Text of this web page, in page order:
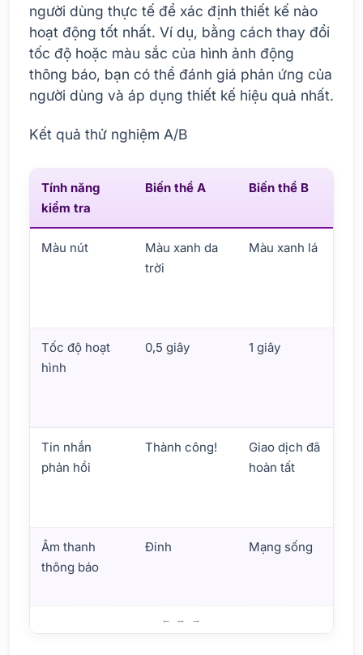
người dùng thực tế để xác định thiết kế nào
hoạt động tốt nhất. Ví dụ, bằng cách thay đổi
tốc độ hoặc màu sắc của hình ảnh động
thông báo, bạn có thể đánh giá phản ứng của
người dùng và áp dụng thiết kế hiệu quả nhất.
Kết quả thử nghiệm A/B
Tính năng
kiểm tra
Biến thể A Biến thể B
Màu nút
Màu xanh da
trời
Màu xanh lá
Tốc độ hoạt
hình
0,5 giây 1 giây
Tin nhắn
phản hồi
Thành công!
Giao dịch đã
hoàn tất
Âm thanh
thông báo
Đinh Mạng sống